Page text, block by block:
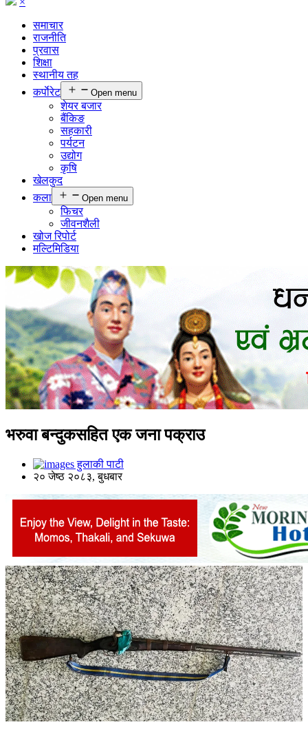
समाचार
राजनीति
प्रवास
शिक्षा
स्थानीय तह
कर्पाेरेट
Open menu
शेयर बजार
बैंकिङ
सहकारी
पर्यटन
उद्योग
कृषि
खेलकुद
कला
Open menu
फिचर
जीवनशैली
खोज रिपोर्ट
मल्टिमिडिया
भरुवा बन्दुकसहित एक जना पक्राउ
हुलाकी पाटी
२० जेष्ठ २०८३, बुधबार